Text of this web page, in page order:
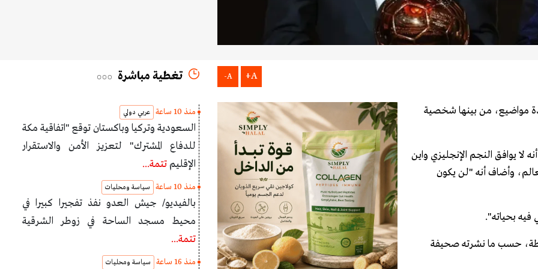
A+
A-
مواضيع، من بينها شخصية
لا يوافق النجم الإنجليزي واين
وأضاف أنه "لن يكون
فيه بحياته".
حسب ما نشرته صحيفة
تغطية مباشرة
منذ 10 ساعة عربي دولي
السعودية وتركيا وباكستان توقع "اتفاقية مكة
للدفاع المشترك" لتعزيز الأمن والاستقرار
الإقليم تتمة...
منذ 10 ساعة سياسة ومحليات
بالفيديو/ جيش العدو نفذ تفجيرا كبيرا في
محيط مسجد الساحة في زوطر الشرقية
تتمة...
منذ 16 ساعة سياسة ومحليات